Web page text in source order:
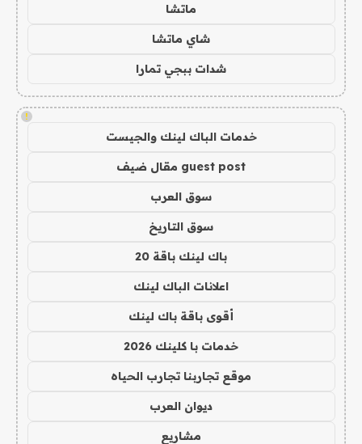
ماتشا
شاي ماتشا
شدات ببجي تمارا
!
خدمات الباك لينك والجيست
guest post مقال ضيف
سوق العرب
سوق التاريخ
باك لينك باقة 20
اعلانات الباك لينك
أقوى باقة باك لينك
خدمات با كلينك 2026
موقع تجاربنا تجارب الحياه
ديوان العرب
مشاريع